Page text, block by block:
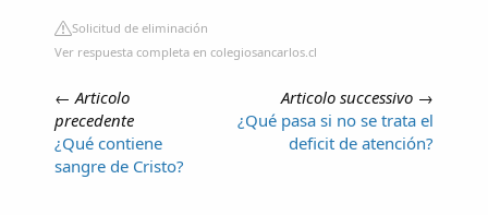
Solicitud de eliminación
Ver respuesta completa en colegiosancarlos.cl
← Articolo
precedente
¿Qué contiene
sangre de Cristo?
Articolo successivo →
¿Qué pasa si no se trata el
deficit de atención?